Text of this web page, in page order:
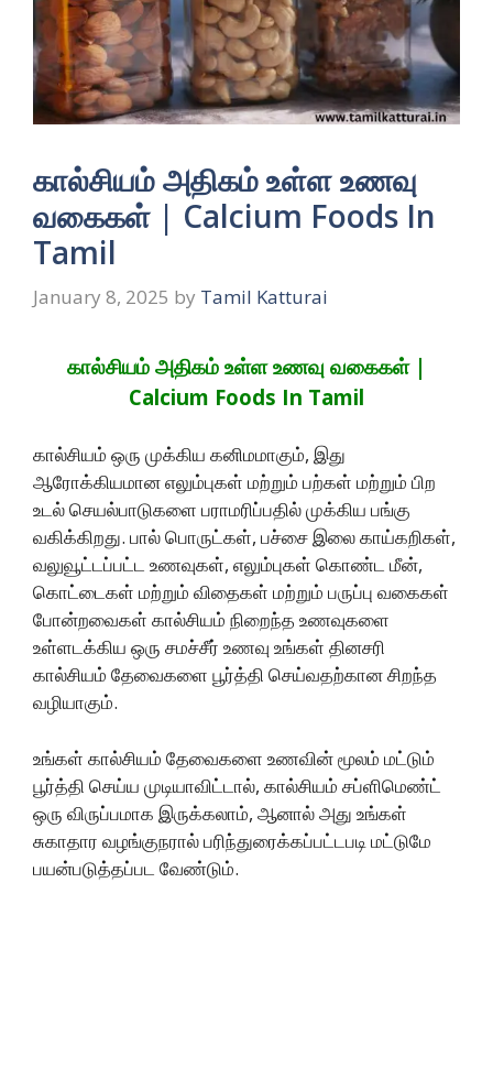
கால்சியம் அதிகம் உள்ள உணவு
வகைகள் | Calcium Foods In
Tamil
January 8, 2025 by Tamil Katturai
கால்சியம் அதிகம் உள்ள உணவு வகைகள் |
Calcium Foods In Tamil
கால்சியம் ஒரு முக்கிய கனிமமாகும், இது
ஆரோக்கியமான எலும்புகள் மற்றும் பற்கள் மற்றும் பிற
உடல் செயல்பாடுகளை பராமரிப்பதில் முக்கிய பங்கு
வகிக்கிறது. பால் பொருட்கள், பச்சை இலை காய்கறிகள்,
வலுவூட்டப்பட்ட உணவுகள், எலும்புகள் கொண்ட மீன்,
கொட்டைகள் மற்றும் விதைகள் மற்றும் பருப்பு வகைகள்
போன்றவைகள் கால்சியம் நிறைந்த உணவுகளை
உள்ளடக்கிய ஒரு சமச்சீர் உணவு உங்கள் தினசரி
கால்சியம் தேவைகளை பூர்த்தி செய்வதற்கான சிறந்த
வழியாகும்.
உங்கள் கால்சியம் தேவைகளை உணவின் மூலம் மட்டும்
பூர்த்தி செய்ய முடியாவிட்டால், கால்சியம் சப்ளிமெண்ட்
ஒரு விருப்பமாக இருக்கலாம், ஆனால் அது உங்கள்
சுகாதார வழங்குநரால் பரிந்துரைக்கப்பட்டபடி மட்டுமே
பயன்படுத்தப்பட வேண்டும்.